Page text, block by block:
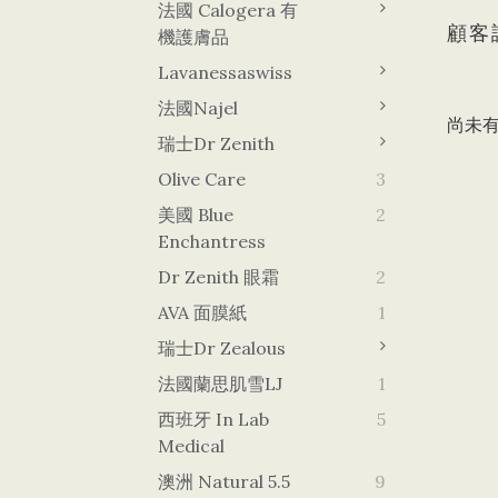
法國 Calogera 有
機護膚品
Lavanessaswiss
法國Najel
瑞士Dr Zenith
Olive Care
3
美國 Blue
Enchantress
2
Dr Zenith 眼霜
2
AVA 面膜紙
1
瑞士Dr Zealous
法國蘭思肌雪LJ
1
西班牙 In Lab
Medical
5
澳洲 Natural 5.5
9
顧客
尚未